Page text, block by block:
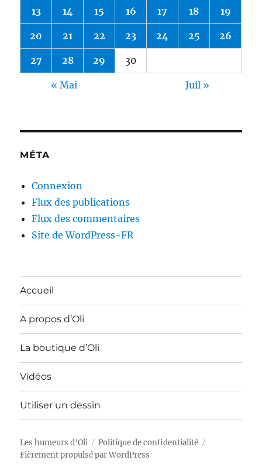
13 14 15 16 17 18 19
20 21 22 23 24 25 26
27 28 29 30
« Mai Juil »
MÉTA
Connexion
Flux des publications
Flux des commentaires
Site de WordPress-FR
Accueil
A propos d’Oli
La boutique d’Oli
Vidéos
Utiliser un dessin
Les humeurs d'Oli
Politique de confidentialité
Fièrement propulsé par WordPress